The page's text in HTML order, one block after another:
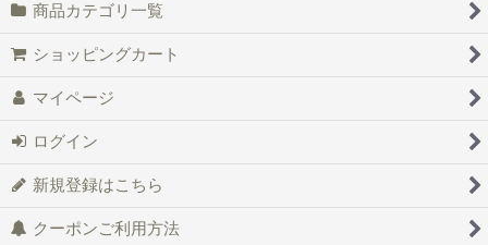
商品カテゴリ一覧
ショッピングカート
マイページ
ログイン
新規登録はこちら
クーポンご利用方法